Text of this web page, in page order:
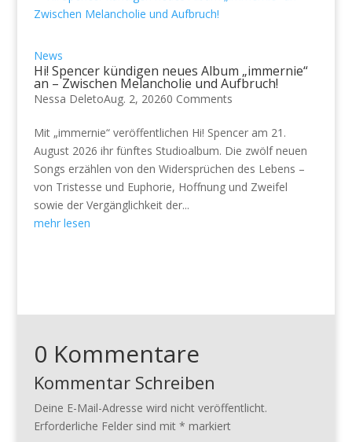
News
Hi! Spencer kündigen neues Album „immernie“
an – Zwischen Melancholie und Aufbruch!
Nessa DeletoAug. 2, 20260 Comments
Mit „immernie“ veröffentlichen Hi! Spencer am 21.
August 2026 ihr fünftes Studioalbum. Die zwölf neuen
Songs erzählen von den Widersprüchen des Lebens –
von Tristesse und Euphorie, Hoffnung und Zweifel
sowie der Vergänglichkeit der...
mehr lesen
0 Kommentare
Kommentar Schreiben
Deine E-Mail-Adresse wird nicht veröffentlicht.
Erforderliche Felder sind mit * markiert